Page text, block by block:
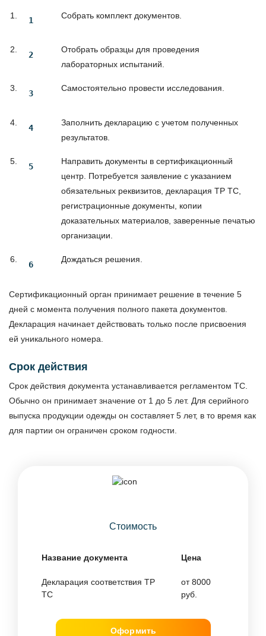
Собрать комплект документов.
Отобрать образцы для проведения
лабораторных испытаний.
Самостоятельно провести исследования.
Заполнить декларацию с учетом полученных
результатов.
Направить документы в сертификационный
центр. Потребуется заявление с указанием
обязательных реквизитов, декларация ТР ТС,
регистрационные документы, копии
доказательных материалов, заверенные печатью
организации.
Дождаться решения.
Сертификационный орган принимает решение в течение 5
дней с момента получения полного пакета документов.
Декларация начинает действовать только после присвоения
ей уникального номера.
Срок действия
Срок действия документа устанавливается регламентом ТС.
Обычно он принимает значение от 1 до 5 лет. Для серийного
выпуска продукции одежды он составляет 5 лет, в то время как
для партии он ограничен сроком годности.
Стоимость
Название документа Цена
Декларация соответствия ТР
ТС
от 8000
руб.
Оформить